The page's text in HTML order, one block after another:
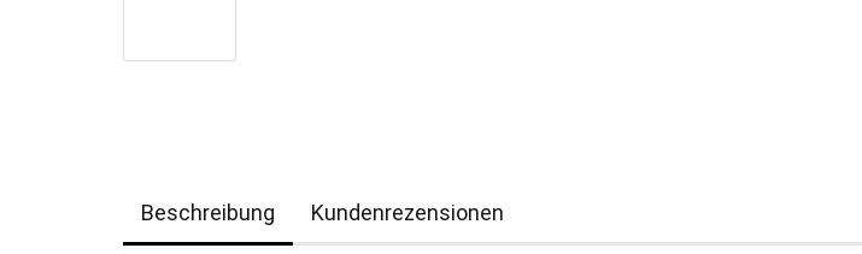
Beschreibung Kundenrezensionen